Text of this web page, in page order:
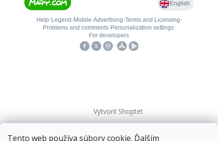
Tento web používa súbory cookie. Ďalším
Vytvoril Shoptet